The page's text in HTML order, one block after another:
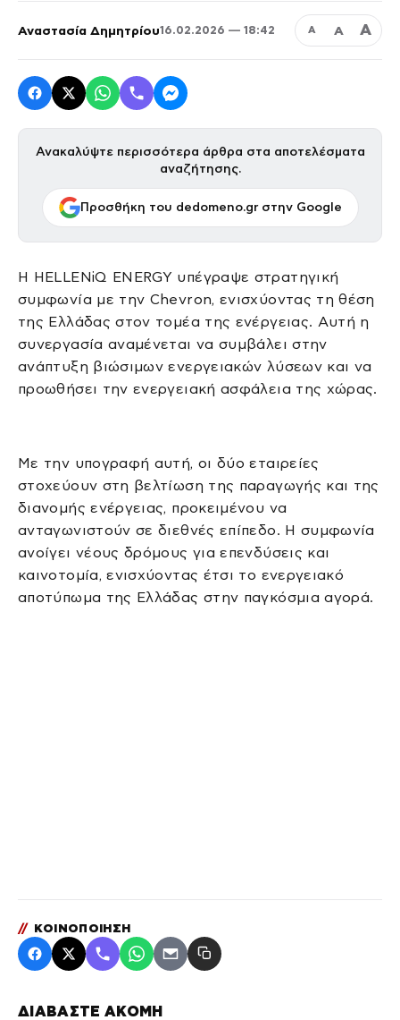
ΔΙΑΒΑΣΤΕ ΑΚΟΜΗ
Αναστασία Δημητρίου16.02.2026 — 18:42 Α Α Α
Ανακαλύψτε περισσότερα άρθρα στα αποτελέσματα
αναζήτησης.
Προσθήκη του dedomeno.gr στην Google
Η HELLENiQ ENERGY υπέγραψε στρατηγική
συμφωνία με την Chevron, ενισχύοντας τη θέση
της Ελλάδας στον τομέα της ενέργειας. Αυτή η
συνεργασία αναμένεται να συμβάλει στην
ανάπτυξη βιώσιμων ενεργειακών λύσεων και να
προωθήσει την ενεργειακή ασφάλεια της χώρας.
Με την υπογραφή αυτή, οι δύο εταιρείες
στοχεύουν στη βελτίωση της παραγωγής και της
διανομής ενέργειας, προκειμένου να
ανταγωνιστούν σε διεθνές επίπεδο. Η συμφωνία
ανοίγει νέους δρόμους για επενδύσεις και
καινοτομία, ενισχύοντας έτσι το ενεργειακό
αποτύπωμα της Ελλάδας στην παγκόσμια αγορά.
// ΚΟΙΝΟΠΟΙΗΣΗ